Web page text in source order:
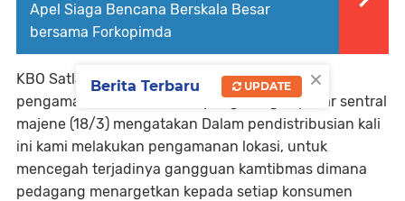
Apel Siaga Bencana Berskala Besar
bersama Forkopimda
KBO Satlantas Iptu Bariman saat memimpin
pengamanan distribusi minyak goreng di pasar sentral
majene (18/3) mengatakan Dalam pendistribusian kali
ini kami melakukan pengamanan lokasi, untuk
mencegah terjadinya gangguan kamtibmas dimana
pedagang menargetkan kepada setiap konsumen
×
Berita Terbaru UPDATE